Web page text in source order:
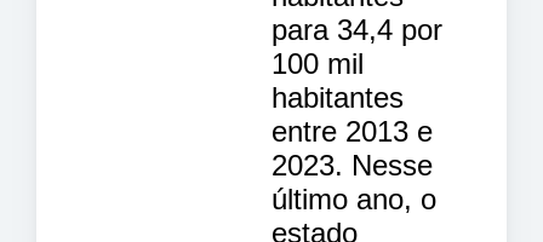
para 34,4 por
100 mil
habitantes
entre 2013 e
2023. Nesse
último ano, o
estado